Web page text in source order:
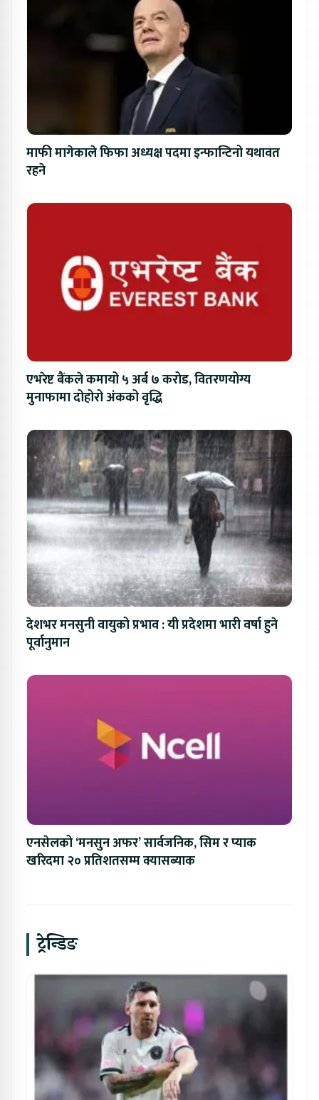
माफी मागेकाले फिफा अध्यक्ष पदमा इन्फान्टिनो यथावत
रहने
एभरेष्ट बैंकले कमायो ५ अर्ब ७ करोड, वितरणयोग्य
मुनाफामा दोहोरो अंकको वृद्धि
देशभर मनसुनी वायुको प्रभाव : यी प्रदेशमा भारी वर्षा हुने
पूर्वानुमान
एनसेलको ‘मनसुन अफर’ सार्वजनिक, सिम र प्याक
खरिदमा २० प्रतिशतसम्म क्यासब्याक
ट्रेन्डिङ